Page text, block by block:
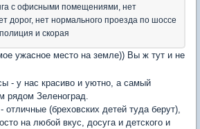
с офисными помещениями, нет
дорог, нет нормального проезда по шоссе
и скорая
ужасное место на земле)) Вы ж тут и не
- у нас красиво и уютно, а самый
рядом Зеленоград.
(бреховских детей туда берут),
на любой вкус, досуга и детского и